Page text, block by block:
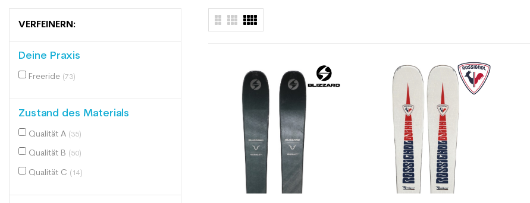
VERFEINERN:
Deine Praxis
Freeride (73)
Zustand des Materials
Qualität A (35)
Qualität B (50)
Qualität C (14)